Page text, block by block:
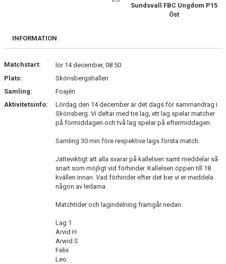
DOKUMENT
KONTAKT
Sundsvall FBC Ungdom P15
Öst
INFORMATION
Matchstart:
lör 14 december, 08:50
Plats:
Skönsbergshallen
Samling:
Foajén
Aktivitetsinfo:
Lördag den 14 december är det dags för sammandrag i
Skönsberg. Vi deltar med tre lag, ett lag spelar matcher
på förmiddagen och två lag spelar på eftermiddagen.
Samling 30 min före respektive lags första match.
Jätteviktigt att alla svarar på kallelsen samt meddelar så
snart som möjligt vid förhinder. Kallelsen öppen till 18
kvällen innan. Vad förhinder efter det ber vi er meddela
någon av ledarna.
Matchtider och lagindelning framgår nedan.
Lag 1
Arvid H
Arwid S
Felix
Leo